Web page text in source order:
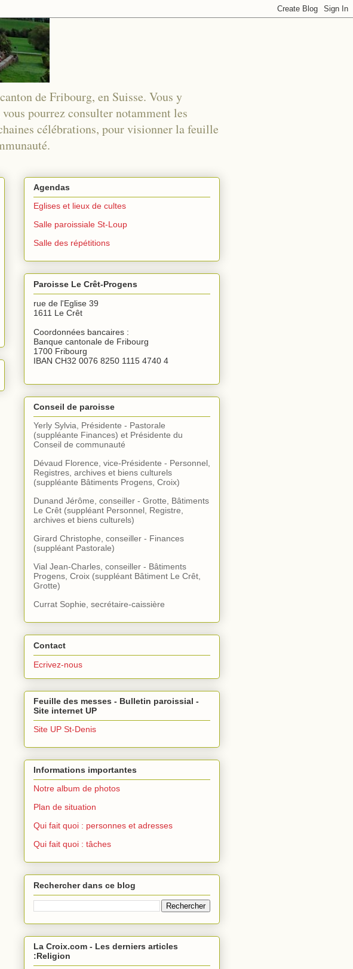
de Fribourg, en Suisse. Vous y
pourrez consulter notamment les
célébrations, pour visionner la feuille
Agendas
Eglises et lieux de cultes
Salle paroissiale St-Loup
Salle des répétitions
Paroisse Le Crêt-Progens
rue de l'Eglise 39
1611 Le Crêt
Coordonnées bancaires :
Banque cantonale de Fribourg
1700 Fribourg
IBAN CH32 0076 8250 1115 4740 4
Conseil de paroisse
Yerly Sylvia, Présidente - Pastorale
(suppléante Finances) et Présidente du
Conseil de communauté
Dévaud Florence, vice-Présidente - Personnel,
Registres, archives et biens culturels
(suppléante Bâtiments Progens, Croix)
Dunand Jérôme, conseiller - Grotte, Bâtiments
Le Crêt (suppléant Personnel, Registre,
archives et biens culturels)
Girard Christophe, conseiller - Finances
(suppléant Pastorale)
Vial Jean-Charles, conseiller - Bâtiments
Progens, Croix (suppléant Bâtiment Le Crêt,
Grotte)
Currat Sophie, secrétaire-caissière
Contact
Ecrivez-nous
Feuille des messes - Bulletin paroissial -
Site internet UP
Site UP St-Denis
Informations importantes
Notre album de photos
Plan de situation
Qui fait quoi : personnes et adresses
Qui fait quoi : tâches
Rechercher dans ce blog
La Croix.com - Les derniers articles
:Religion